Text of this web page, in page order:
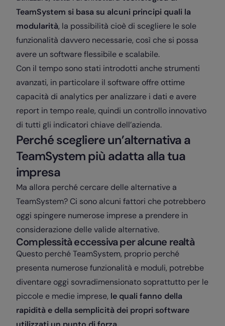
TeamSystem si basa su alcuni principi quali la
modularità, la possibilità cioè di scegliere le sole
funzionalità davvero necessarie, così che si possa
avere un software flessibile e scalabile.
Con il tempo sono stati introdotti anche strumenti
avanzati, in particolare il software offre ottime
capacità di analytics per analizzare i dati e avere
report in tempo reale, quindi un controllo innovativo
di tutti gli indicatori chiave dell’azienda.
Perché scegliere un’alternativa a
TeamSystem più adatta alla tua
impresa
Ma allora perché cercare delle alternative a
TeamSystem? Ci sono alcuni fattori che potrebbero
oggi spingere numerose imprese a prendere in
considerazione delle valide alternative.
Complessità eccessiva per alcune realtà
Questo perché TeamSystem, proprio perché
presenta numerose funzionalità e moduli, potrebbe
diventare oggi sovradimensionato soprattutto per le
piccole e medie imprese, le quali fanno della
rapidità e della semplicità dei propri software